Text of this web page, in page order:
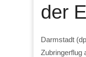
der
Darmstadt
Zubringerflug